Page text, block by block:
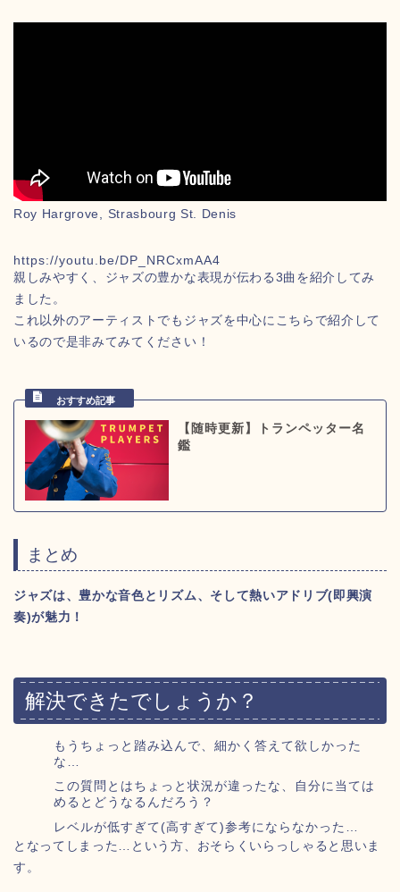
Roy Hargrove, Strasbourg St. Denis
https://youtu.be/DP_NRCxmAA4
親しみやすく、ジャズの豊かな表現が伝わる3曲を紹介してみ
ました。
これ以外のアーティストでもジャズを中心にこちらで紹介して
いるので是非みてみてください！
【随時更新】トランペッター名
鑑
まとめ
ジャズは、豊かな音色とリズム、そして熱いアドリブ(即興演
奏)が魅力！
解決できたでしょうか？
もうちょっと踏み込んで、細かく答えて欲しかった
な…
この質問とはちょっと状況が違ったな、自分に当ては
めるとどうなるんだろう？
レベルが低すぎて(高すぎて)参考にならなかった…
となってしまった…という方、おそらくいらっしゃると思いま
す。